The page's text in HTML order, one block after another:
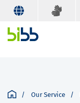
Our Service